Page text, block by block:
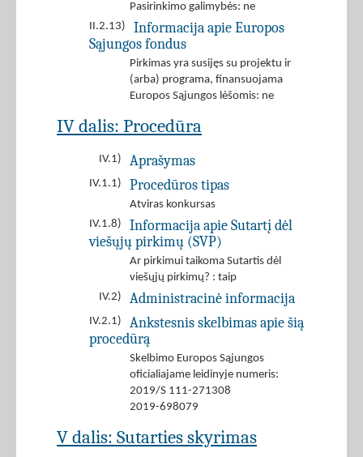
Pasirinkimo galimybės: ne
II.2.13)
Informacija apie Europos
Sąjungos fondus
Pirkimas yra susijęs su projektu ir
(arba) programa, finansuojama
Europos Sąjungos lėšomis: ne
IV dalis: Procedūra
IV.1) Aprašymas
IV.1.1) Procedūros tipas
Atviras konkursas
IV.1.8)
Informacija apie Sutartį dėl
viešųjų pirkimų (SVP)
Ar pirkimui taikoma Sutartis dėl
viešųjų pirkimų? : taip
IV.2)
Administracinė informacija
IV.2.1)
Ankstesnis skelbimas apie šią
procedūrą
Skelbimo Europos Sąjungos
oficialiajame leidinyje numeris:
2019/S 111-271308
2019-698079
V dalis: Sutarties skyrimas